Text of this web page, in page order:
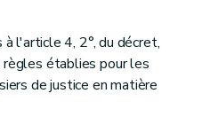
l'article 4, 2°, du décret,
établies pour les
de justice en matière